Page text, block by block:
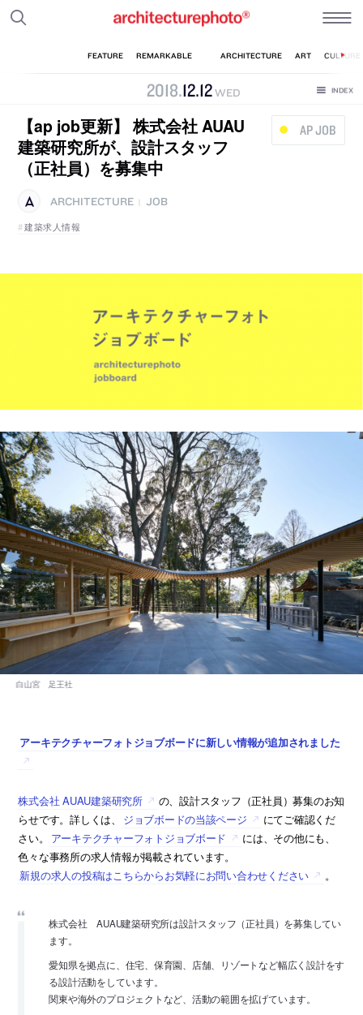
2018.12.12WED
AP JOB
【ap job更新】 株式会社 AUAU
建築研究所が、設計スタッフ
（正社員）を募集中
ARCHITECTURE
JOB
建築求人情報
アーキテクチャーフォトジョブボードに新しい情報が追加されました
株式会社 AUAU建築研究所
の、設計スタッフ（正社員）募集のお知
らせです。詳しくは、
ジョブボードの当該ページ
にてご確認くだ
さい。
アーキテクチャーフォトジョブボード
には、その他にも、
色々な事務所の求人情報が掲載されています。
新規の求人の投稿はこちらからお気軽にお問い合わせください
。
株式会社 AUAU建築研究所は設計スタッフ（正社員）を募集してい
ます。
愛知県を拠点に、住宅、保育園、店舗、リゾートなど幅広く設計をす
る設計活動をしています。
関東や海外のプロジェクトなど、活動の範囲を拡げています。